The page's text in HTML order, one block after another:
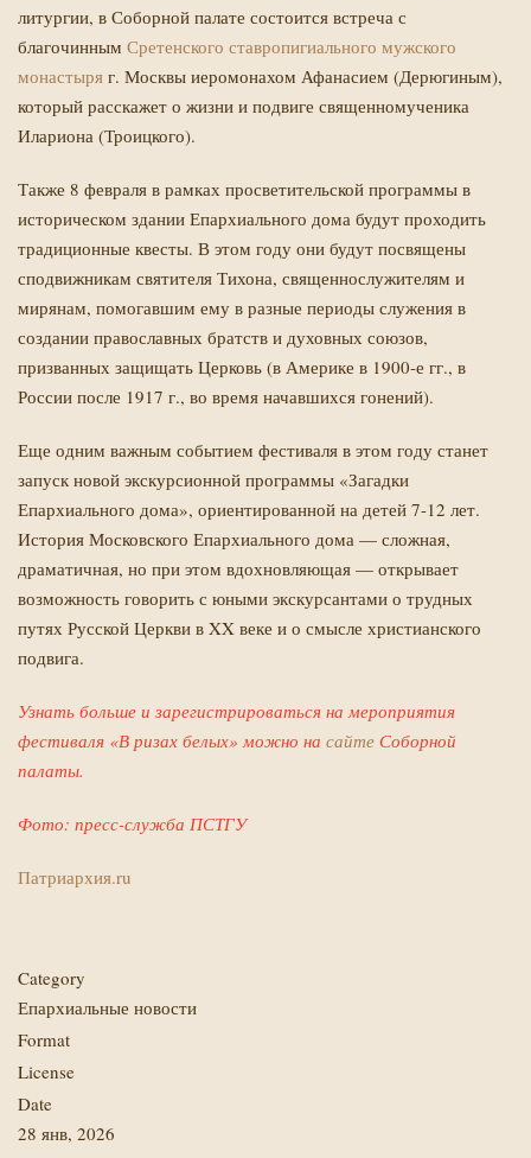
литургии, в Соборной палате состоится встреча с
благочинным Сретенского ставропигиального мужского
монастыря г. Москвы иеромонахом Афанасием (Дерюгиным),
который расскажет о жизни и подвиге священномученика
Илариона (Троицкого).
Также 8 февраля в рамках просветительской программы в
историческом здании Епархиального дома будут проходить
традиционные квесты. В этом году они будут посвящены
сподвижникам святителя Тихона, священнослужителям и
мирянам, помогавшим ему в разные периоды служения в
создании православных братств и духовных союзов,
призванных защищать Церковь (в Америке в 1900-е гг., в
России после 1917 г., во время начавшихся гонений).
Еще одним важным событием фестиваля в этом году станет
запуск новой экскурсионной программы «Загадки
Епархиального дома», ориентированной на детей 7-12 лет.
История Московского Епархиального дома — сложная,
драматичная, но при этом вдохновляющая — открывает
возможность говорить с юными экскурсантами о трудных
путях Русской Церкви в XX веке и о смысле христианского
подвига.
Узнать больше и зарегистрироваться на мероприятия
фестиваля «В ризах белых» можно на сайте Соборной
палаты.
Фото: пресс-служба ПСТГУ
Патриархия.ru
Category
Епархиальные новости
Format
License
Date
28 янв, 2026